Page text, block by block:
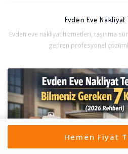
Evden Eve
Evden eve nakliyat hizmetleri, taşınma
getiren profesyonel
Hemen Fiyat